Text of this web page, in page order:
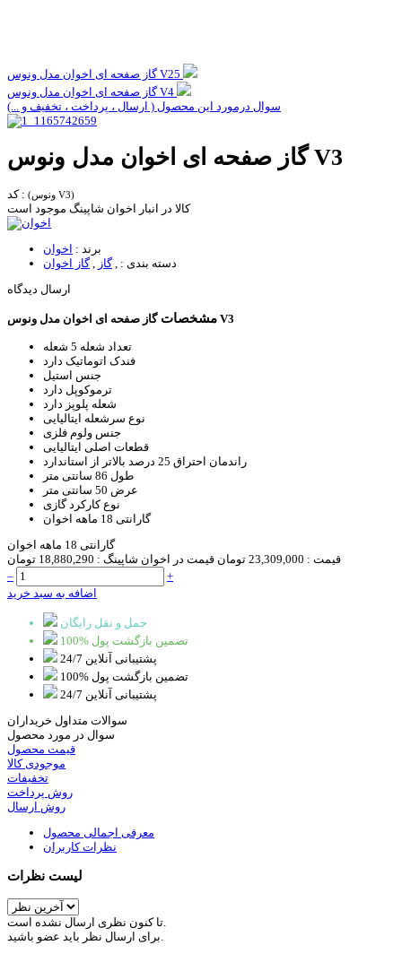
گاز صفحه ای اخوان مدل ونوس V25
گاز صفحه ای اخوان مدل ونوس V4
سوال درمورد این محصول ( ارسال ، پرداخت ، تخفیف و ...)
گاز صفحه ای اخوان مدل ونوس V3
کد : (ونوس V3)
کالا در انبار اخوان شاپینگ موجود است
برند : اخوان
دسته بندی : ,گاز ,گاز اخوان
ارسال دیدگاه
مشخصات گاز صفحه ای اخوان مدل ونوس V3
تعداد شعله 5 شعله
فندک اتوماتیک دارد
جنس استیل
ترموکوپل دارد
شعله پلوپز دارد
نوع سرشعله ایتالیایی
جنس ولوم فلزی
قطعات اصلی ایتالیایی
راندمان احتراق 25 درصد بالاتر از استاندارد
طول 86 سانتی متر
عرض 50 سانتی متر
نوع کارکردگازی
گارانتی 18 ماهه اخوان
گارانتی 18 ماهه اخوان
قیمت : 23,309,000 تومان قیمت در اخوان شاپینگ : 18,880,290 تومان
–
+
اضافه به سبد خرید
حمل و نقل رایگان
100% تضمین بازگشت پول
پشتیبانی آنلاین 24/7
100% تضمین بازگشت پول
پشتیبانی آنلاین 24/7
سوالات متداول خریداران
سوال در مورد محصول
قیمت محصول
موجودی کالا
تخفیفات
روش پرداخت
روش ارسال
معرفی اجمالی محصول
نظرات کاربران
لیست نظرات